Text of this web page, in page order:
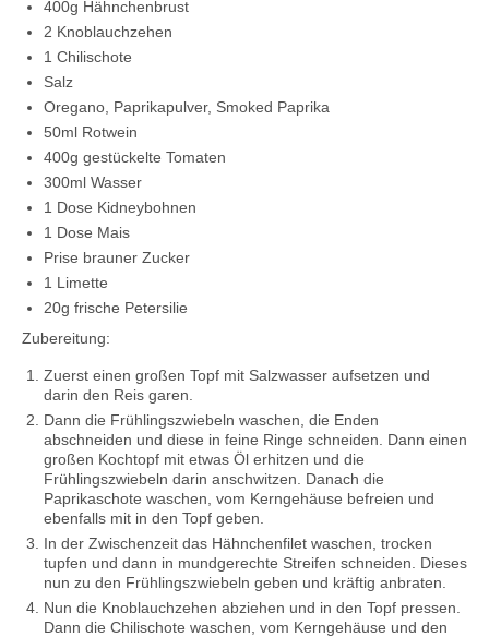
400g Hähnchenbrust
2 Knoblauchzehen
1 Chilischote
Salz
Oregano, Paprikapulver, Smoked Paprika
50ml Rotwein
400g gestückelte Tomaten
300ml Wasser
1 Dose Kidneybohnen
1 Dose Mais
Prise brauner Zucker
1 Limette
20g frische Petersilie
Zubereitung:
Zuerst einen großen Topf mit Salzwasser aufsetzen und
darin den Reis garen.
Dann die Frühlingszwiebeln waschen, die Enden
abschneiden und diese in feine Ringe schneiden. Dann einen
großen Kochtopf mit etwas Öl erhitzen und die
Frühlingszwiebeln darin anschwitzen. Danach die
Paprikaschote waschen, vom Kerngehäuse befreien und
ebenfalls mit in den Topf geben.
In der Zwischenzeit das Hähnchenfilet waschen, trocken
tupfen und dann in mundgerechte Streifen schneiden. Dieses
nun zu den Frühlingszwiebeln geben und kräftig anbraten.
Nun die Knoblauchzehen abziehen und in den Topf pressen.
Dann die Chilischote waschen, vom Kerngehäuse und den